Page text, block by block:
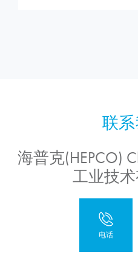
海普克(HEPCO)
工业技